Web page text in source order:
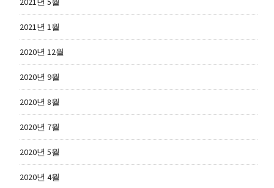
2021년 1월
2020년 12월
2020년 9월
2020년 8월
2020년 7월
2020년 5월
2020년 4월